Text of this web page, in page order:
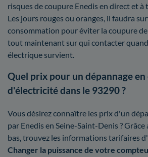
risques de coupure Enedis en direct et à
Les jours rouges ou oranges, il faudra
consommation pour éviter la coupure
tout maintenant sur qui contacter
électrique survient.
Quel prix pour un dépannage en
d'électricité dans le 93290 ?
Vous désirez connaître les prix d'un
par Enedis en Seine-Saint-Denis ?
bas, trouvez les informations tarifaires
Changer la puissance de votre